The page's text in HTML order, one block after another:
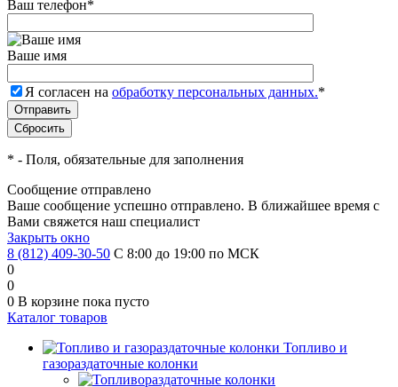
Ваш телефон*
Ваше имя
Я согласен на обработку персональных данных.*
* - Поля, обязательные для заполнения
Сообщение отправлено
Ваше сообщение успешно отправлено. В ближайшее время с
Вами свяжется наш специалист
Закрыть окно
8 (812) 409-30-50 С 8:00 до 19:00 по МСК
0
0
0 В корзине пока пусто
Каталог товаров
Топливо и
газораздаточные колонки